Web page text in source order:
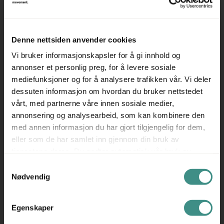
Denne nettsiden anvender cookies
Vi bruker informasjonskapsler for å gi innhold og
annonser et personlig preg, for å levere sosiale
mediefunksjoner og for å analysere trafikken vår. Vi deler
dessuten informasjon om hvordan du bruker nettstedet
vårt, med partnerne våre innen sosiale medier,
annonsering og analysearbeid, som kan kombinere den
med annen informasjon du har gjort tilgjengelig for dem,
eller som de har samlet inn gjennom din bruk av
Nødvendig
Egenskaper
Farge: varmgrå
Pent brukt, prisen er pr stk.
Vi har også mye annet å velge mellom innen sofagrupper
og loungemøbler - sjekk ut alle våre annonser!